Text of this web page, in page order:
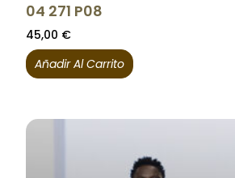
04 271 P08
45,00 €
Añadir Al Carrito